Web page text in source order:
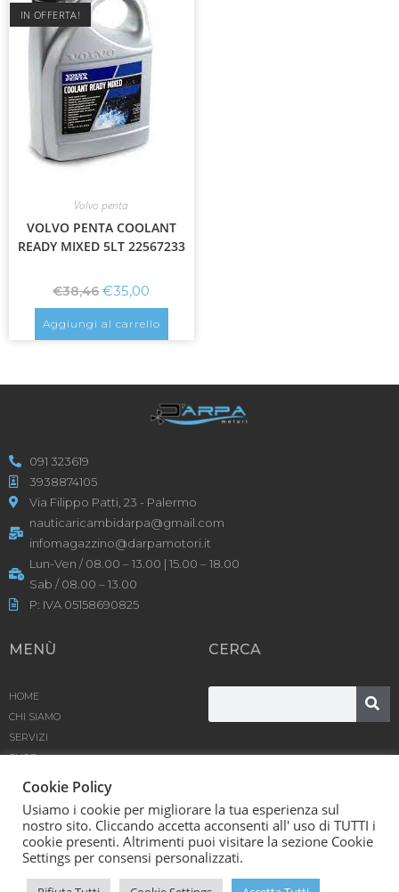
IN OFFERTA!
Volvo penta
VOLVO PENTA COOLANT
READY MIXED 5LT 22567233
€38,46 €35,00
Aggiungi al carrello
091 323619
3938874105
Via Filippo Patti, 23 - Palermo
nauticaricambidarpa@gmail.com
infomagazzino@darpamotori.it
Lun-Ven / 08.00 – 13.00 | 15.00 – 18.00
Sab / 08.00 – 13.00
P: IVA 05158690825
MENÙ
HOME
CHI SIAMO
SERVIZI
SHOP
CONTATTACI
CERCA
D’Arpa Motori SRL © [year] | Powered by
Cookie Policy
Usiamo i cookie per migliorare la tua esperienza sul
nostro sito. Cliccando accetta acconsenti all' uso di TUTTI i
cookie presenti. Altrimenti puoi visitare la sezione Cookie
Settings per consensi personalizzati.